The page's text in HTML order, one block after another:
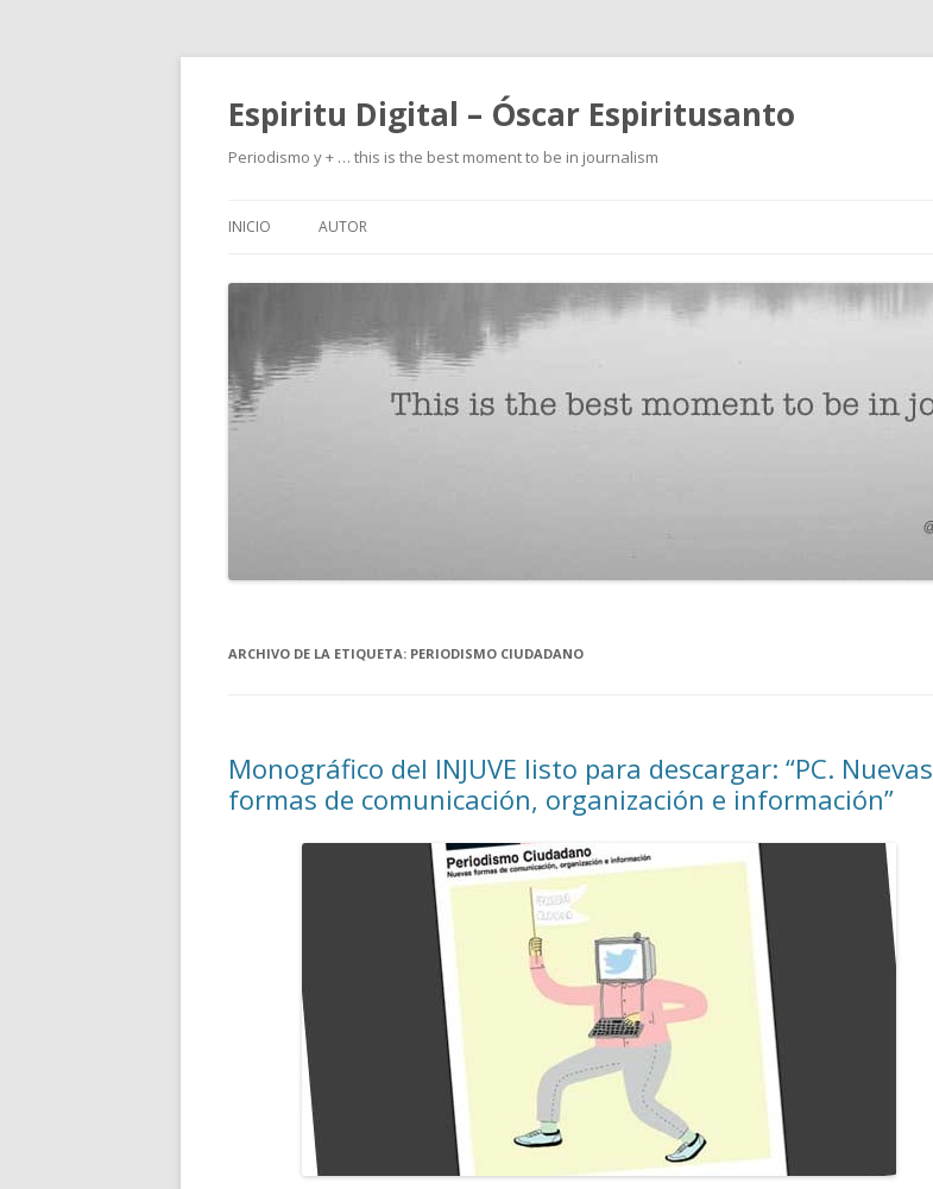
Espiritu Digital – Óscar Espiritusanto
Periodismo y + … this is the best moment to be in journalism
INICIO AUTOR
ARCHIVO DE LA ETIQUETA: PERIODISMO CIUDADANO
Monográfico del INJUVE listo para descargar: “PC. Nuevas
formas de comunicación, organización e información”